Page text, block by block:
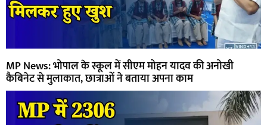
MP News: भोपाल के स्कूल में सीएम मोहन यादव की अनोखी
कैबिनेट से मुलाकात, छात्राओं ने बताया अपना काम